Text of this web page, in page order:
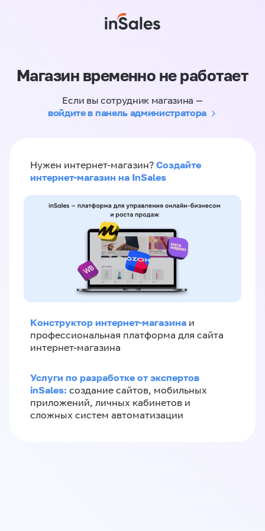
Магазин временно не работает
Если вы сотрудник магазина —
войдите в панель администратора
Нужен интернет-магазин? Создайте
интернет-магазин на InSales
Конструктор интернет-магазина и
профессиональная платформа для сайта
интернет-магазина
Услуги по разработке от экспертов
inSales: создание сайтов, мобильных
приложений, личных кабинетов и
сложных систем автоматизации